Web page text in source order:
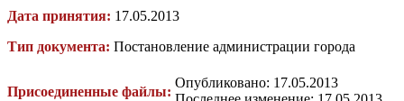
Дата принятия: 17.05.2013
Тип документа: Постановление администрации города
Присоединенные файлы:
Опубликовано: 17.05.2013